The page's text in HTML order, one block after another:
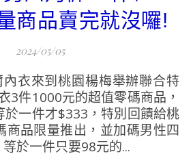
商品賣完就沒囉!
2024/05/05
3件1000元的超值零碼商品，
於一件才$333，特別回饋給桃
商品限量推出，並加碼男性四
於一件只要98元的...